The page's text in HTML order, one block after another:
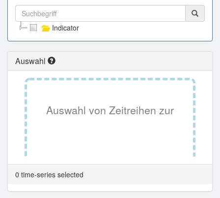
Indicator
Auswahl
Auswahl von Zeitreihen zur
Tabellenansicht.
0 time-series selected